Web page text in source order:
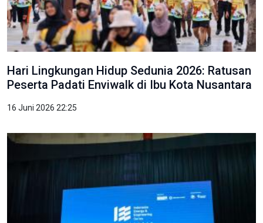
Hari Lingkungan Hidup Sedunia 2026: Ratusan
Peserta Padati Enviwalk di Ibu Kota Nusantara
16 Juni 2026 22:25